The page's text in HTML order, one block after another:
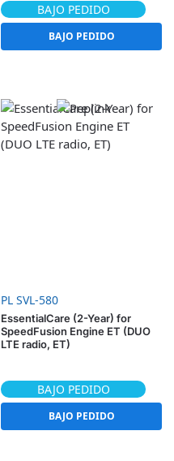
BAJO PEDIDO
BAJO PEDIDO
PL SVL-580
EssentialCare (2-Year) for
SpeedFusion Engine ET (DUO
LTE radio, ET)
BAJO PEDIDO
BAJO PEDIDO